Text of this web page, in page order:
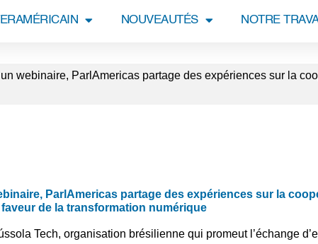
NOUVEAUTÉS NOTRE
webinaire, ParlAmericas partage des expériences sur la
ParlAmericas partage des expériences sur la
de la transformation numérique
Tech, organisation brésilienne qui promeut l’échange